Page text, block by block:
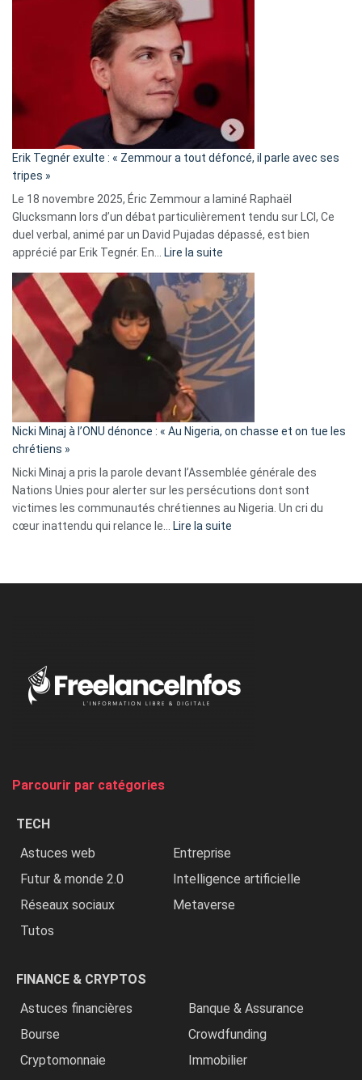
d’alliance
secrète
«
C’est
fake
news
»
Erik Tegnér exulte : « Zemmour a tout défoncé, il parle avec ses
tripes »
Le 18 novembre 2025, Éric Zemmour a laminé Raphaël
Glucksmann lors d’un débat particulièrement tendu sur LCI, Ce
duel verbal, animé par un David Pujadas dépassé, est bien
apprécié par Erik Tegnér. En…
Lire la suite
Tegnér
exulte
« Zemmour
a
tout
parle
ses
tripes »
Nicki Minaj à l’ONU dénonce : « Au Nigeria, on chasse et on tue les
chrétiens »
Nicki Minaj a pris la parole devant l’Assemblée générale des
Nations Unies pour alerter sur les persécutions dont sont
victimes les communautés chrétiennes au Nigeria. Un cri du
cœur inattendu qui relance le…
Lire la suite
Nigeria,
Parcourir par catégories
TECH
Astuces web
Entreprise
Futur & monde 2.0
Intelligence artificielle
Réseaux sociaux
Metaverse
Tutos
FINANCE & CRYPTOS
Astuces financières
Banque & Assurance
Bourse
Crowdfunding
Cryptomonnaie
Immobilier